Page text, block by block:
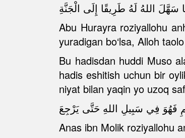
اللهُ لَهُ طَرِيقًا إِلَى الْجَنَّةِ
Abu Hurayra roziyallohu
yuradigan bo‘lsa, Alloh
Bu hadisdan huddi Muso
hadis eshitish uchun bir
niyat bilan yaqin yo uzoq
فِي سَبِيلِ اللهِ حَتَّى يَرْجِعَ
Anas ibn Molik roziyallohu